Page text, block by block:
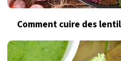
Comment cuire des